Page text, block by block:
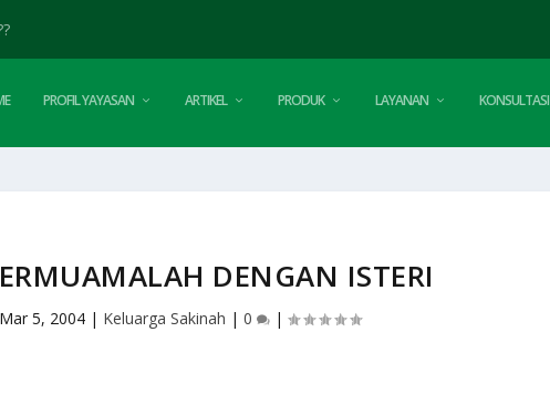
PROFIL YAYASAN ARTIKEL PRODUK LAYANAN KONSULTASI
DENGAN ISTERI
Mar 5, 2004| Keluarga Sakinah | 0 |